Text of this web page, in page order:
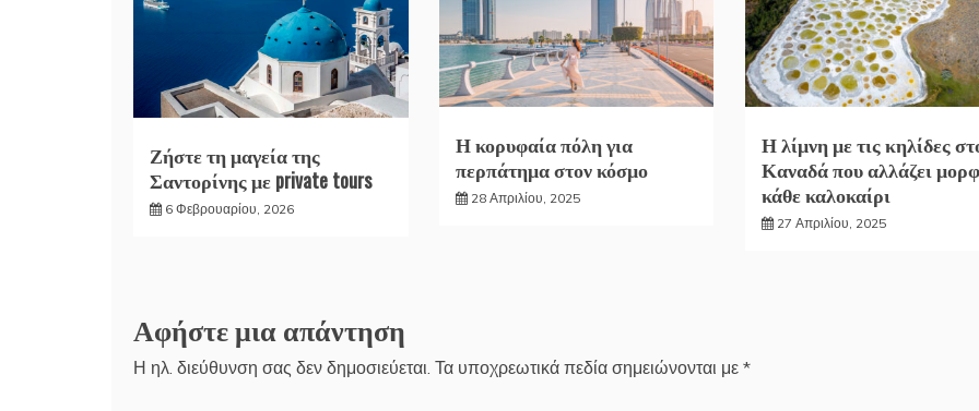
Ζήστε τη μαγεία της
Σαντορίνης με private tours
6 Φεβρουαρίου, 2026
Η κορυφαία πόλη για
περπάτημα στον κόσμο
28 Απριλίου, 2025
Η λίμνη με τις κηλίδες
Καναδά που αλλάζει
κάθε καλοκαίρι
27 Απριλίου, 2025
Αφήστε μια απάντηση
Η ηλ. διεύθυνση σας δεν δημοσιεύεται. Τα υποχρεωτικά πεδία σημειώνονται με *